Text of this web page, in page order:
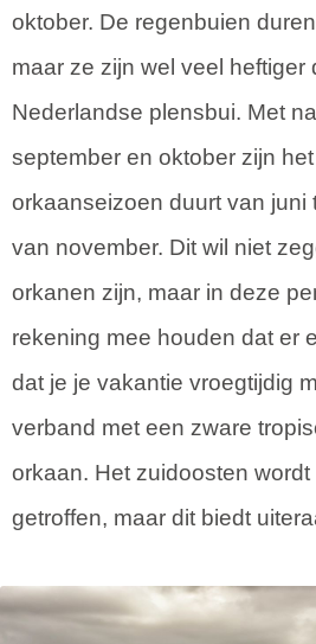
oktober. De regenbuien
maar ze zijn wel veel heftiger
Nederlandse plensbui. Met
september en oktober zijn
orkaanseizoen duurt van juni
van november. Dit wil niet
orkanen zijn, maar in deze
rekening mee houden dat er
dat je je vakantie vroegtijdig
verband met een zware
orkaan. Het zuidoosten
getroffen, maar dit biedt